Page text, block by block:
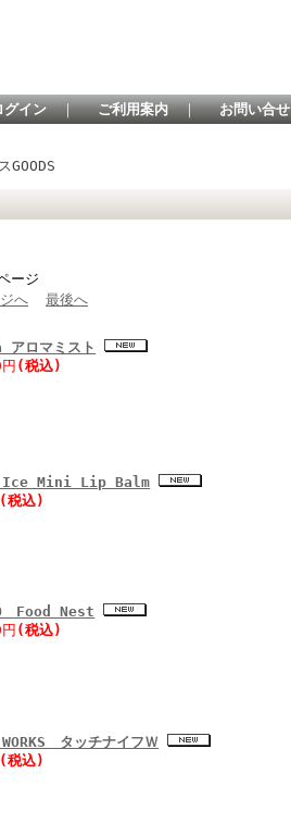
グイン ｜ ご利用案内 ｜ お問い合せ
ージ
へ 最後へ
ロマミスト
(税込)
Ice Mini Lip Balm
(税込)
Food Nest
(税込)
タッチナイフＷ
(税込)